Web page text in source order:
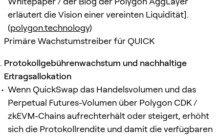
erläutert die Vision einer vereinten Liquidität].
(polygon.technology)
Primäre Wachstumstreiber für QUICK
Protokollgebührenwachstum und nachhaltige
Ertragsallokation
Wenn QuickSwap das Handelsvolumen und das
Perpetual Futures-Volumen über Polygon CDK /
zkEVM-Chains aufrechterhält oder steigert, erhöht
sich die Protokollrendite und damit die verfügbaren